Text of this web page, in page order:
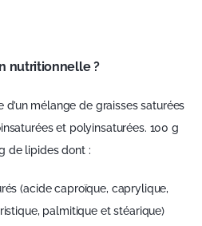
nutritionnelle ?
d’un mélange de graisses saturées
et polyinsaturées. 100 g
de lipides dont :
(acide caproïque, caprylique,
palmitique et stéarique)